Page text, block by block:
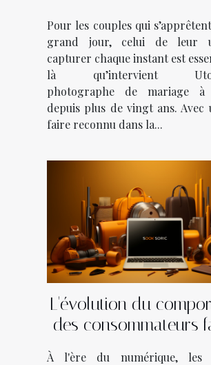
Utopikphoto !
Pour les couples qui
grand jour, celui de leur
capturer chaque instant est
là qu’intervient
photographe de mariage à
depuis plus de vingt ans. Avec
faire reconnu dans la...
L'évolution du
des consommateurs
À l'ère du numérique, les